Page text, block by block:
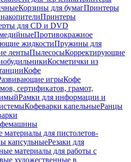
Корзины для бумагПринтеры
Принтеры
для CD и DVD
Противокражное
жидкостиПружины для
лентыПылесосыКорректирующие
Косметички из
Кофе
игрыКофе
сертификатов, грамот,
Рамки для информации и
Кофеварки капельныеРанцы
материалы для пистолетов-
капсульныеРезаки для
материалы для работы с
художественные в